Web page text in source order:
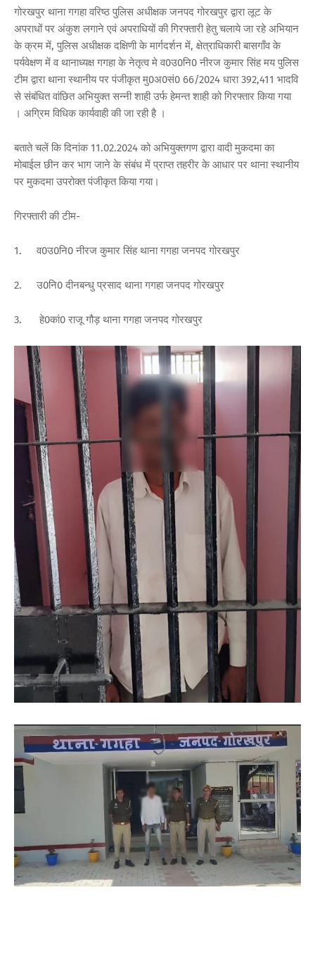
गोरखपुर थाना गगहा वरिष्ठ पुलिस अधीक्षक जनपद गोरखपुर द्वारा लूट के
अपराधों पर अंकुश लगाने एवं अपराधियों की गिरफ्तारी हेतु चलाये जा रहे अभियान
के क्रम में, पुलिस अधीक्षक दक्षिणी के मार्गदर्शन में, क्षेत्राधिकारी बासगाँव के
पर्यवेक्षण में व थानाध्यक्ष गगहा के नेतृत्व मे व0उ0नि0 नीरज कुमार सिंह मय पुलिस
टीम द्वारा थाना स्थानीय पर पंजीकृत मु0अ0सं0 66/2024 धारा 392,411 भादवि
से संबंधित वांछित अभियुक्त सन्नी शाही उर्फ हेमन्त शाही को गिरफ्तार किया गया
। अग्रिम विधिक कार्यवाही की जा रही है ।
बताते चलें कि दिनांक 11.02.2024 को अभियुक्तगण द्वारा वादी मुकदमा का
मोबाईल छीन कर भाग जाने के संबंध में प्राप्त तहरीर के आधार पर थाना स्थानीय
पर मुकदमा उपरोक्त पंजीकृत किया गया।
गिरफ्तारी की टीम-
1. व0उ0नि0 नीरज कुमार सिंह थाना गगहा जनपद गोरखपुर
2. उ0नि0 दीनबन्धु प्रसाद थाना गगहा जनपद गोरखपुर
3. हे0कां0 राजू गौड़ थाना गगहा जनपद गोरखपुर